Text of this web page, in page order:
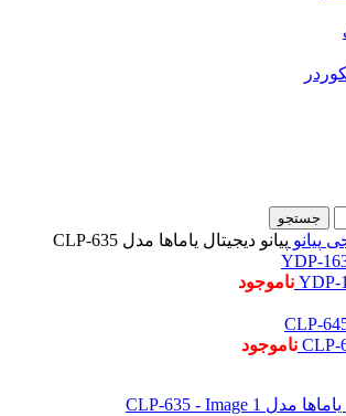
جستجو
پیانو پیانو دیجیتال یاماها مدل CLP-635
ناموجود
ناموجود